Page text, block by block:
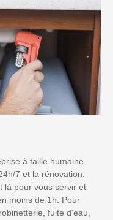
à taille humaine
7 et la rénovation.
là pour vous servir et
moins de 1h. Pour
fuite d'eau,